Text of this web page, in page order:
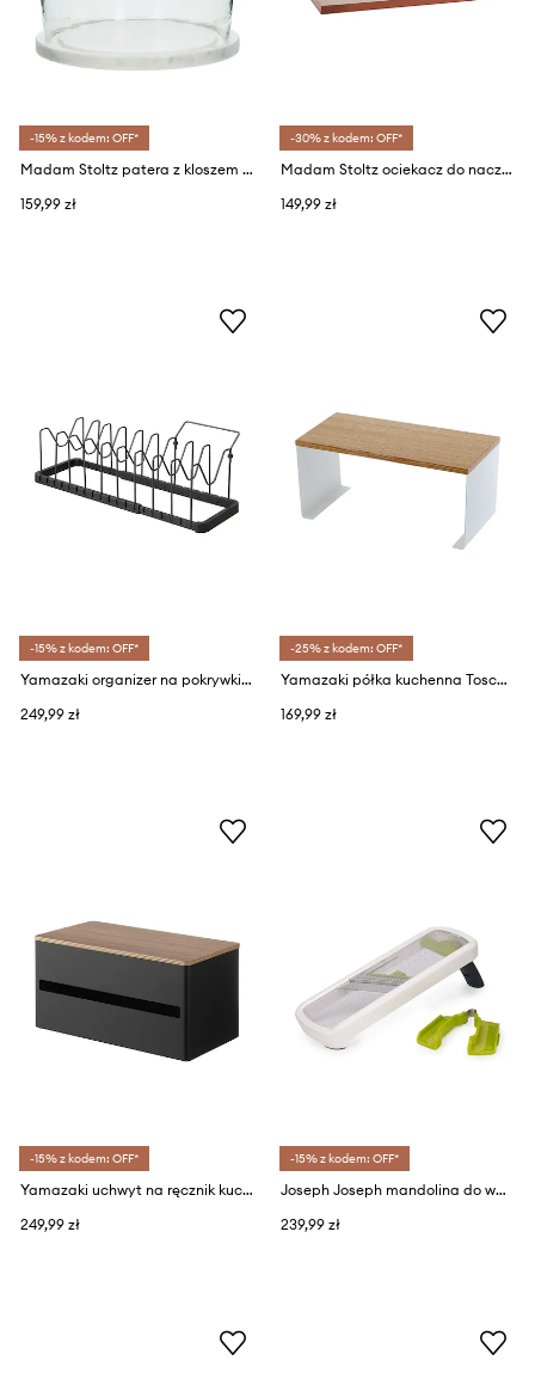
-15% z kodem: OFF*
Madam Stoltz patera z kloszem 20 x 17 cm
159,99 zł
-30% z kodem: OFF*
Madam Stoltz ociekacz do naczyń 44 x 32 x 15 cm
149,99 zł
-15% z kodem: OFF*
Yamazaki organizer na pokrywki i patelnie rozkładany Tower 45-82 x 20 x 17,5 cm
249,99 zł
-25% z kodem: OFF*
Yamazaki półka kuchenna Tosca 30,5 x 14 x 14,5 cm
169,99 zł
-15% z kodem: OFF*
Yamazaki uchwyt na ręcznik kuchenny
249,99 zł
-15% z kodem: OFF*
Joseph Joseph mandolina do warzyw Multi-Grip Plus 38 cm
239,99 zł